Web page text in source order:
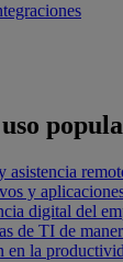
asistencia
y
digital del
de TI de
en la